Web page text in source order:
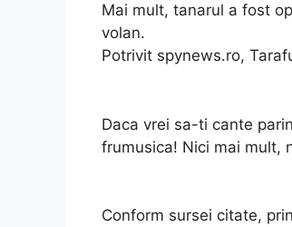
Mai mult, tanarul a fost
volan.
Potrivit spynews.ro,
Daca vrei sa-ti cante
frumusica! Nici mai mult,
Conform sursei citate,